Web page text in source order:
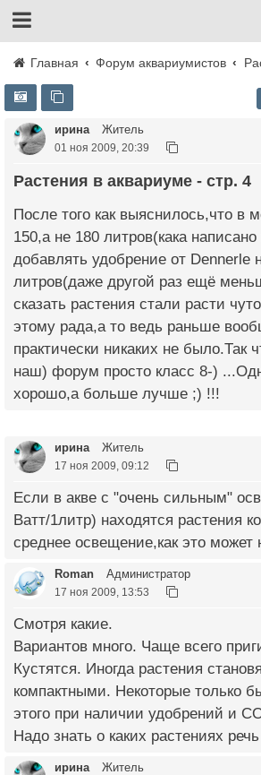
Главная Форум аквариумистов
ирина Житель
01 ноя 2009, 20:39
Растения в аквариуме - стр. 4
После того как выяснилось,что в
150,а не 180 литров(кака
добавлять удобрение от Dennerle
литров(даже другой раз ещё
сказать растения стали расти
этому рада,а то ведь раньше
практически никаких не было.Так
наш) форум просто класс 8-)
хорошо,а больше лучше ;) !!!
ирина Житель
17 ноя 2009, 09:12
Если в акве с "очень сильным"
Ватт/1литр) находятся растения
среднее освещение,как это может
Roman Администратор
17 ноя 2009, 13:53
Смотря какие.
Вариантов много. Чаще всего
Кустятся. Иногда растения
компактными. Некоторые только
этого при наличии удобрений и
Надо знать о каких растениях речь
ирина Житель